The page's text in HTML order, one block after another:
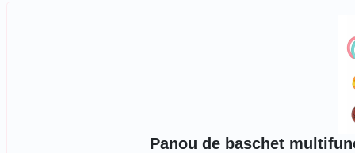
Panou de baschet